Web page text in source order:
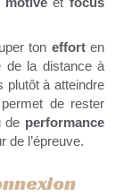
ton efforten
de la distance à
plutôt à atteindre
de rester
de performance
de l’épreuve.